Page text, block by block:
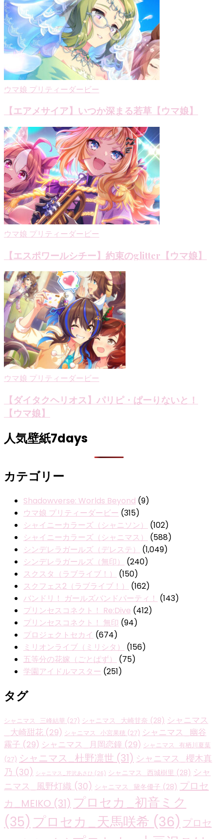
ー
シ
ョ
ン
ウマ娘 プリティーダービー
【エアメサイア】いつか深まる若草【ウマ娘】
ウマ娘 プリティーダービー
【エスポワールシチー】約束のglitter【ウマ娘】
ウマ娘 プリティーダービー
【ダイタクヘリオス】パリピ・ぱーりないと！
【ウマ娘】
人気壁紙7days
カテゴリー
Shadowverse: Worlds Beyond (9)
ウマ娘 プリティーダービー (315)
シャイニーカラーズ（シャニソン）
(102)
シャイニーカラーズ（シャニマス）
(588)
シンデレラガールズ（デレステ）
(1,049)
シンデレラガールズ（無印）
(240)
スクスタ（ラブライブ！）
(150)
スクフェス2（ラブライブ！）
(162)
バンドリ！ ガールズバンドパーティ！ (143)
プリンセスコネクト！ Re:Dive (412)
プリンセスコネクト！ 無印 (94)
プロジェクトセカイ (674)
ミリオンライブ（ミリシタ）
(156)
五等分の花嫁（ごとぱず）
(75)
学園アイドルマスター (251)
タグ
シャニマス_三峰結華 (27) シャニマス_大崎甘奈 (28) シャニマス
_大崎甜花 (29) シャニマス_小宮果穂 (27) シャニマス_幽谷
霧子 (29) シャニマス_月岡恋鐘 (29) シャニマス_有栖川夏葉
(27) シャニマス_杜野凛世 (31) シャニマス_櫻木真
乃 (30) シャニマス_芹沢あさひ (26) シャニマス_西城樹里 (28) シャ
ニマス_風野灯織 (30) シャニマス_黛冬優子 (28) プロセ
カ_MEIKO (31) プロセカ_初音ミク
(35) プロセカ_天馬咲希 (36) プロセ